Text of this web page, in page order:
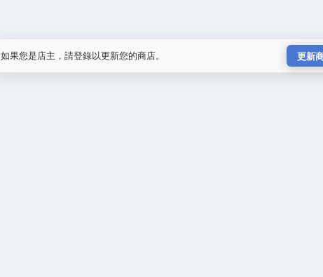
如果您是店主，請登錄以更新您的商店。 更新